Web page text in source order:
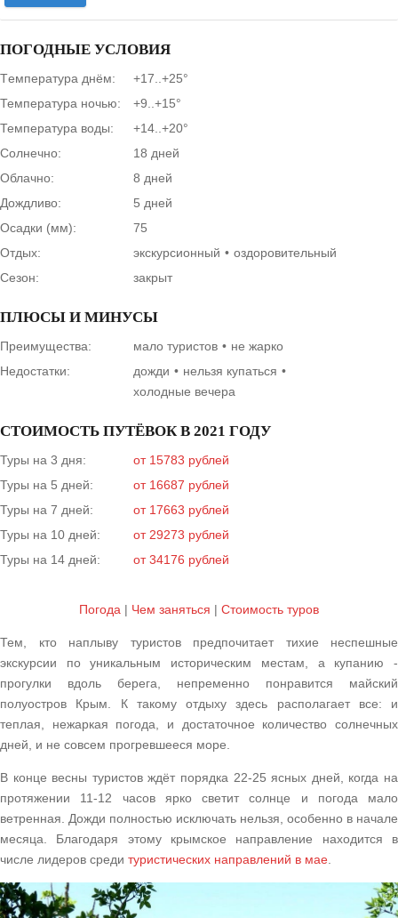
ПОГОДНЫЕ УСЛОВИЯ
Tемпература днём:
+17..+25°
Температура ночью:
+9..+15°
Температура воды:
+14..+20°
Солнечно:
18 дней
Облачно:
8 дней
Дождливо:
5 дней
Осадки (мм):
75
Отдых:
экскурсионный
оздоровительный
Сезон:
закрыт
ПЛЮСЫ И МИНУСЫ
Преимущества: мало туристов
не жарко
Недостатки:
дожди
нельзя купаться
холодные вечера
СТОИМОСТЬ ПУТЁВОК В 2021 ГОДУ
Туры на 3 дня:
от 15783 рублей
Туры на 5 дней:
от 16687 рублей
Туры на 7 дней:
от 17663 рублей
Туры на 10 дней:
от 29273 рублей
Туры на 14 дней:
от 34176 рублей
Погода | Чем заняться | Cтоимость туров
Тем, кто наплыву туристов предпочитает тихие неспешные
экскурсии по уникальным историческим местам, а купанию -
прогулки вдоль берега, непременно понравится майский
полуостров Крым. К такому отдыху здесь располагает все: и
теплая, нежаркая погода, и достаточное количество солнечных
дней, и не совсем прогревшееся море.
В конце весны туристов ждёт порядка 22-25 ясных дней, когда на
протяжении 11-12 часов ярко светит солнце и погода мало
ветренная. Дожди полностью исключать нельзя, особенно в начале
месяца. Благодаря этому крымское направление находится в
числе лидеров среди туристических направлений в мае